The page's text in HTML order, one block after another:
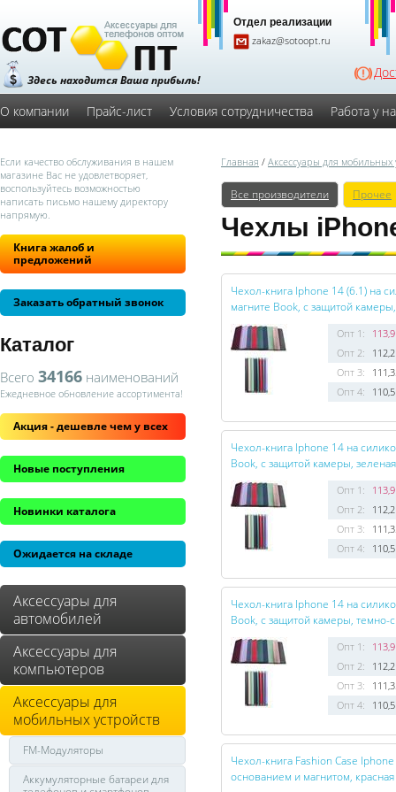
Здесь находится Ваша прибыль!
Отдел реализации
zakaz@sotoopt.ru
О компании Прайс-лист Условия сотрудничества Работа у
Если качество обслуживания в нашем
магазине Вас не удовлетворяет,
воспользуйтесь возможностью
написать письмо нашему директору
напрямую.
Книга жалоб и
предложений
Заказать обратный звонок
Каталог
Всего 34166 наименований
Ежедневное обновление ассортимента!
Акция - дешевле чем у всех
Новые поступления
Новинки каталога
Ожидается на складе
Аксессуары для
автомобилей
Аксессуары для
компьютеров
Аксессуары для
мобильных устройств
FM-Модуляторы
Аккумуляторные батареи для
Главная / Аксессуары для мобильных
Все производители Прочее
Чехлы
Чехол-книга Iphone 14 (6.1) на
магните Book, с защитой
Опт 1:
Опт 2:
Опт 3:
Опт 4:
Чехол-книга Iphone 14 на
Book, с защитой камеры, зеленая
Опт 1:
Опт 2:
Опт 3:
Опт 4:
Чехол-книга Iphone 14 на
Book, с защитой камеры, темно-
Опт 1:
Опт 2:
Опт 3:
Опт 4:
Чехол-книга Fashion Case
основанием и магнитом, красная